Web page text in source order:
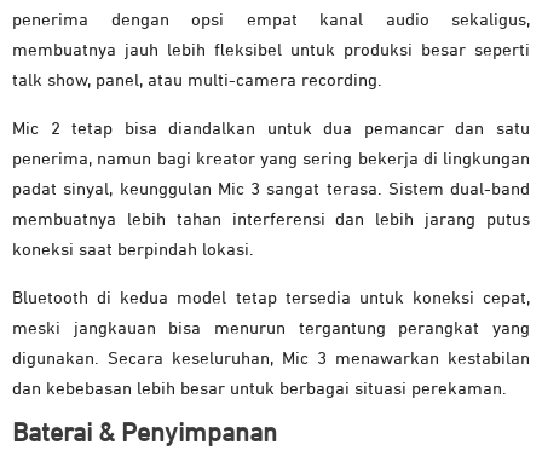
penerima dengan opsi empat kanal audio sekaligus,
membuatnya jauh lebih fleksibel untuk produksi besar seperti
talk show, panel, atau multi-camera recording.
Mic 2 tetap bisa diandalkan untuk dua pemancar dan satu
penerima, namun bagi kreator yang sering bekerja di lingkungan
padat sinyal, keunggulan Mic 3 sangat terasa. Sistem dual-band
membuatnya lebih tahan interferensi dan lebih jarang putus
koneksi saat berpindah lokasi.
Bluetooth di kedua model tetap tersedia untuk koneksi cepat,
meski jangkauan bisa menurun tergantung perangkat yang
digunakan. Secara keseluruhan, Mic 3 menawarkan kestabilan
dan kebebasan lebih besar untuk berbagai situasi perekaman.
Baterai & Penyimpanan